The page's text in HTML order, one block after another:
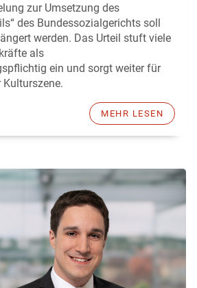
zur Umsetzung des
des Bundessozialgerichts soll
werden. Das Urteil stuft viele
als
ein und sorgt weiter für
Kulturszene.
MEHR LESEN